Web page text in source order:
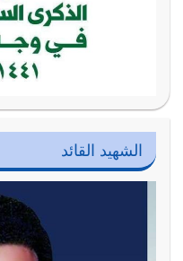
الشهيد القائد